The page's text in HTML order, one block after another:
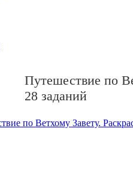
Путешествие по
28 заданий